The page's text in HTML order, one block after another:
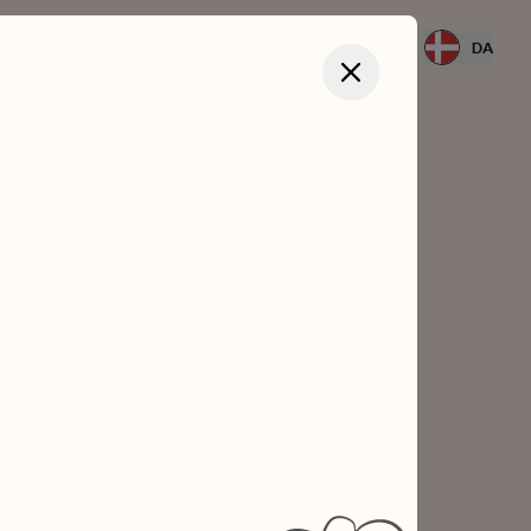
DA
Close modal